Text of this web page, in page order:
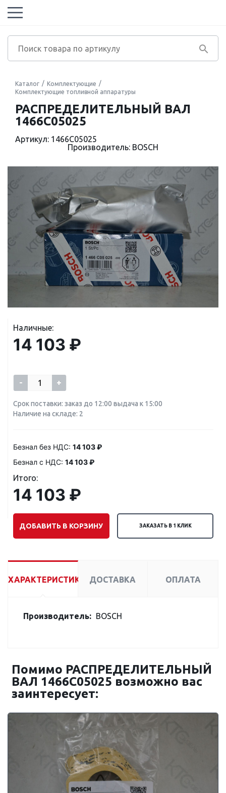
Каталог
Комплектующие
Комплектующие топливной аппаратуры
РАСПРЕДЕЛИТЕЛЬНЫЙ ВАЛ
1466C05025
Артикул: 1466C05025
Производитель: BOSCH
Наличные:
14 103 ₽
- +
Срок поставки: заказ до 12:00 выдача к 15:00
Наличие на складе: 2
Безнал без НДС: 14 103 ₽
Безнал с НДС: 14 103 ₽
Итого:
14 103 ₽
ДОБАВИТЬ В КОРЗИНУ ЗАКАЗАТЬ В 1 КЛИК
ХАРАКТЕРИСТИКИ ДОСТАВКА ОПЛАТА
Производитель: BOSCH
Помимо РАСПРЕДЕЛИТЕЛЬНЫЙ
ВАЛ 1466C05025 возможно вас
заинтересует: